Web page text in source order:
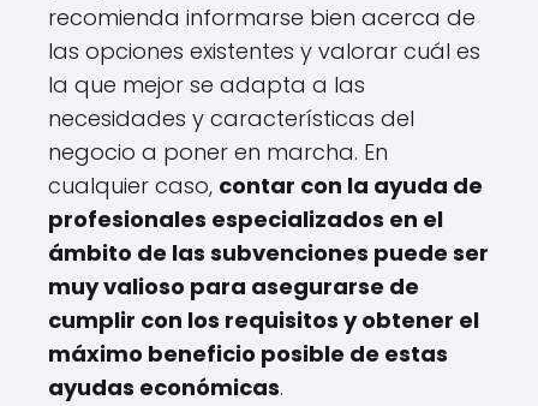
recomienda informarse bien acerca de
las opciones existentes y valorar cuál es
la que mejor se adapta a las
necesidades y características del
negocio a poner en marcha. En
cualquier caso, contar con la ayuda de
profesionales especializados en el
ámbito de las subvenciones puede ser
muy valioso para asegurarse de
cumplir con los requisitos y obtener el
máximo beneficio posible de estas
ayudas económicas.